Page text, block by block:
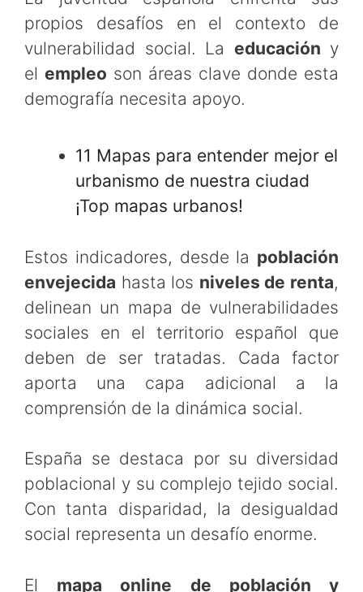
propios desafíos en el contexto de
vulnerabilidad social. La educación y
el empleo son áreas clave donde esta
demografía necesita apoyo.
11 Mapas para entender mejor el
urbanismo de nuestra ciudad
¡Top mapas urbanos!
Estos indicadores, desde la población
envejecida hasta los niveles de renta,
delinean un mapa de vulnerabilidades
sociales en el territorio español que
deben de ser tratadas. Cada factor
aporta una capa adicional a la
comprensión de la dinámica social.
España se destaca por su diversidad
poblacional y su complejo tejido social.
Con tanta disparidad, la desigualdad
social representa un desafío enorme.
El mapa online de población y